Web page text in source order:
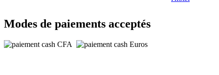
Modes de paiements acceptés